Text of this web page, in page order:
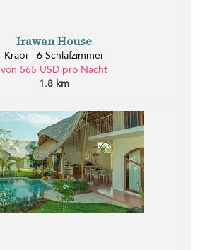
Irawan House
Krabi - 6 Schlafzimmer
von 565 USD pro Nacht
1.8 km